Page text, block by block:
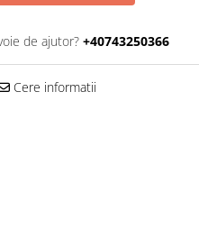
de ajutor? +40743250366
Cere informatii